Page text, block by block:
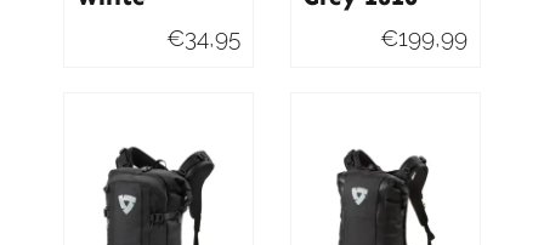
€34,95 €199,99